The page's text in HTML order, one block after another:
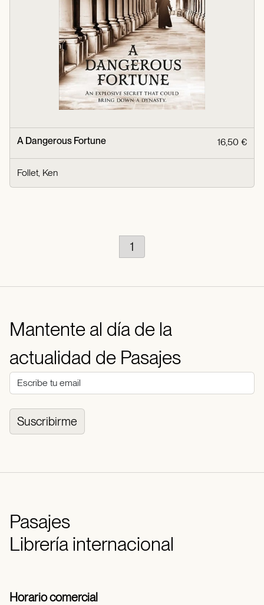
A Dangerous Fortune 16,50 €
Follet, Ken
1
Mantente al día de la
actualidad de Pasajes
Suscribirme
Pasajes
Librería internacional
Horario comercial